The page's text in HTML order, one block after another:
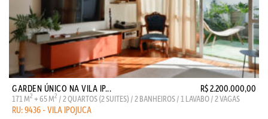
GARDEN ÚNICO NA VILA IP... R$ 2.200.000,00
171 M2 + 65 M2 / 2 QUARTOS (2 SUITES) / 2 BANHEIROS / 1 LAVABO / 2 VAGAS
RU: 9436 - VILA IPOJUCA